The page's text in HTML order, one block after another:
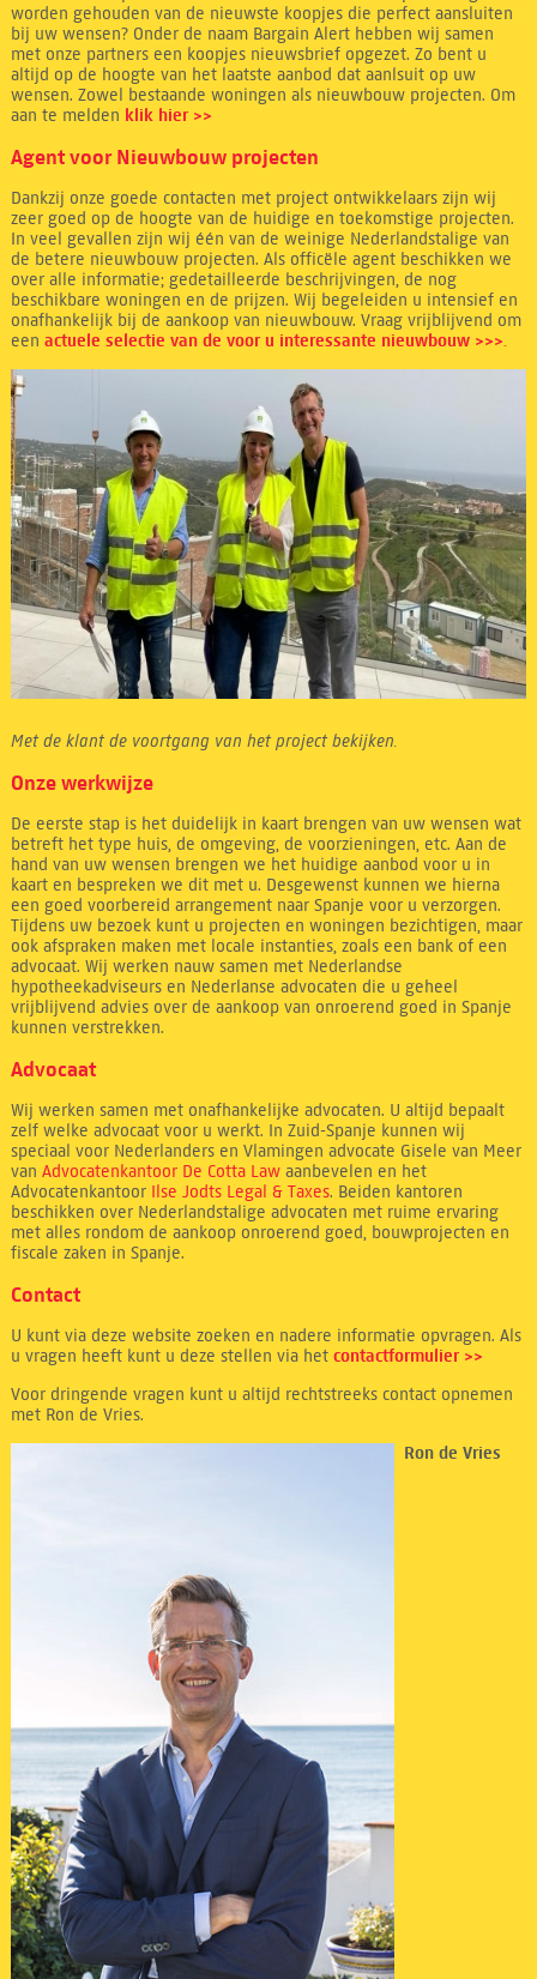
worden gehouden van de nieuwste koopjes die perfect aansluiten
bij uw wensen? Onder de naam Bargain Alert hebben wij samen
met onze partners een koopjes nieuwsbrief opgezet. Zo bent u
altijd op de hoogte van het laatste aanbod dat aanlsuit op uw
wensen. Zowel bestaande woningen als nieuwbouw projecten. Om
aan te melden klik hier >>
Agent voor Nieuwbouw projecten
Dankzij onze goede contacten met project ontwikkelaars zijn wij
zeer goed op de hoogte van de huidige en toekomstige projecten.
In veel gevallen zijn wij één van de weinige Nederlandstalige van
de betere nieuwbouw projecten. Als officële agent beschikken we
over alle informatie; gedetailleerde beschrijvingen, de nog
beschikbare woningen en de prijzen. Wij begeleiden u intensief en
onafhankelijk bij de aankoop van nieuwbouw. Vraag vrijblijvend om
een actuele selectie van de voor u interessante nieuwbouw >>>.
Met de klant de voortgang van het project bekijken.
Onze werkwijze
De eerste stap is het duidelijk in kaart brengen van uw wensen wat
betreft het type huis, de omgeving, de voorzieningen, etc. Aan de
hand van uw wensen brengen we het huidige aanbod voor u in
kaart en bespreken we dit met u. Desgewenst kunnen we hierna
een goed voorbereid arrangement naar Spanje voor u verzorgen.
Tijdens uw bezoek kunt u projecten en woningen bezichtigen, maar
ook afspraken maken met locale instanties, zoals een bank of een
advocaat. Wij werken nauw samen met Nederlandse
hypotheekadviseurs en Nederlanse advocaten die u geheel
vrijblijvend advies over de aankoop van onroerend goed in Spanje
kunnen verstrekken.
Advocaat
Wij werken samen met onafhankelijke advocaten. U altijd bepaalt
zelf welke advocaat voor u werkt. In Zuid-Spanje kunnen wij
speciaal voor Nederlanders en Vlamingen advocate Gisele van Meer
van Advocatenkantoor De Cotta Lawaanbevelen en het
Advocatenkantoor Ilse Jodts Legal & Taxes. Beiden kantoren
beschikken over Nederlandstalige advocaten met ruime ervaring
met alles rondom de aankoop onroerend goed, bouwprojecten en
fiscale zaken in Spanje.
Contact
U kunt via deze website zoeken en nadere informatie opvragen. Als
u vragen heeft kunt u deze stellen via het contactformulier >>
Voor dringende vragen kunt u altijd rechtstreeks contact opnemen
met Ron de Vries.
Ron de Vries